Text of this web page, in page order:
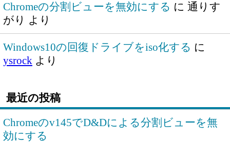
Chromeの分割ビューを無効にする に 通りす
がり より
Windows10の回復ドライブをiso化する に
ysrockより
最近の投稿
Chromeのv145でD&Dによる分割ビューを無
効にする